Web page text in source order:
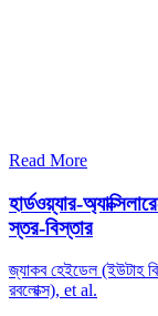
Read More
হার্ডওয়্যার-
স্তর-বিস্তার
জ্যাকব হেইডেল (ইউটাহ
রবলোক্স), et al.